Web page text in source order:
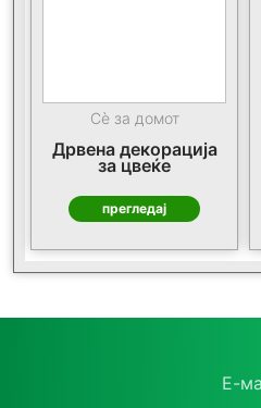
Сè за домот
Дрвена декорација
за цвеќе
прегледај
Е-